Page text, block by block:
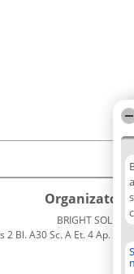
Organizator
BRIGHT
Bl. A30 Sc. A Et. 4 Ap. 13